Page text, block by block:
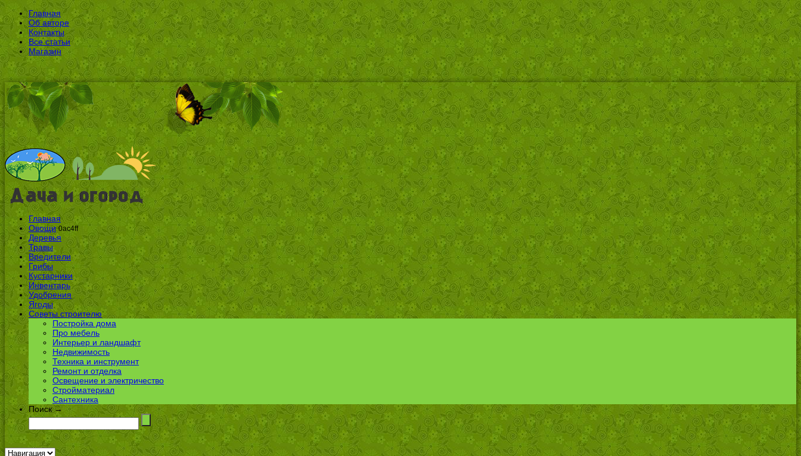
Главная
Об авторе
Контакты
Все статьи
Магазин
Главная
Овощи 0ac4ff
Деревья
Травы
Вредители
Грибы
Кустарники
Инвентарь
Удобрения
Ягоды
Советы строителю
Постройка дома
Про мебель
Интерьер и ландшафт
Недвижимость
Техника и инструмент
Ремонт и отделка
Освещение и электричество
Стройматериал
Сантехника
Поиск →